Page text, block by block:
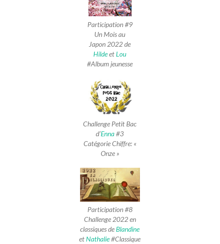
Participation #9
Un Mois au
Japon 2022 de
HildeetLou
#Album jeunesse
Challenge Petit Bac
d’Enna#3
Catégorie Chiffre: «
Onze »
Participation #8
Challenge 2022 en
classiques deBlandine
etNathalie#Classique